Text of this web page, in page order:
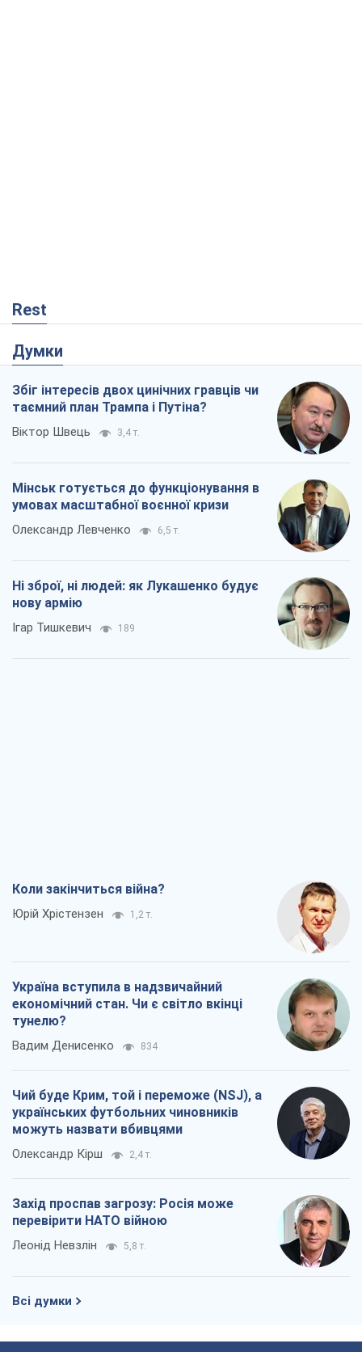
Rest
Думки
Збіг інтересів двох цинічних гравців чи
таємний план Трампа і Путіна?
Віктор Швець 3,4 т.
Мінськ готується до функціонування в
умовах масштабної воєнної кризи
Олександр Левченко 6,5 т.
Ні зброї, ні людей: як Лукашенко будує
нову армію
Ігар Тишкевич 189
Коли закінчиться війна?
Юрій Хрістензен 1,2 т.
Україна вступила в надзвичайний
економічний стан. Чи є світло вкінці
тунелю?
Вадим Денисенко 834
Чий буде Крим, той і переможе (NSJ), а
українських футбольних чиновників
можуть назвати вбивцями
Олександр Кірш 2,4 т.
Захід проспав загрозу: Росія може
перевірити НАТО війною
Леонід Невзлін 5,8 т.
Всі думки